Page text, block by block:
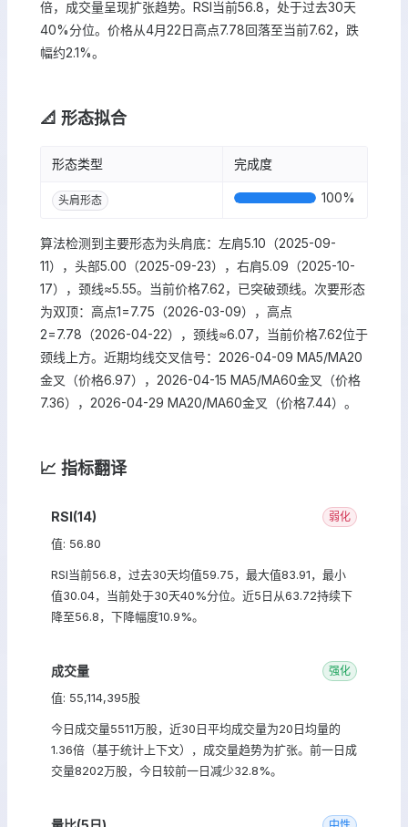
倍，成交量呈现扩张趋势。RSI当前56.8，处于过去30天
40%分位。价格从4月22日高点7.78回落至当前7.62，跌
幅约2.1%。
📐 形态拟合
形态类型 完成度
头肩形态 100%
算法检测到主要形态为头肩底：左肩5.10（2025-09-
11），头部5.00（2025-09-23），右肩5.09（2025-10-
17），颈线≈5.55。当前价格7.62，已突破颈线。次要形态
为双顶：高点1=7.75（2026-03-09），高点
2=7.78（2026-04-22），颈线≈6.07，当前价格7.62位于
颈线上方。近期均线交叉信号：2026-04-09 MA5/MA20
金叉（价格6.97），2026-04-15 MA5/MA60金叉（价格
7.36），2026-04-29 MA20/MA60金叉（价格7.44）。
📈 指标翻译
RSI(14) 弱化
值: 56.80
RSI当前56.8，过去30天均值59.75，最大值83.91，最小
值30.04，当前处于30天40%分位。近5日从63.72持续下
降至56.8，下降幅度10.9%。
成交量 强化
值: 55,114,395股
今日成交量5511万股，近30日平均成交量为20日均量的
1.36倍（基于统计上下文），成交量趋势为扩张。前一日成
交量8202万股，今日较前一日减少32.8%。